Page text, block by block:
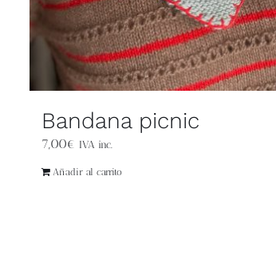
Bandana picnic
7,00€ IVA inc.
Añadir al carrito